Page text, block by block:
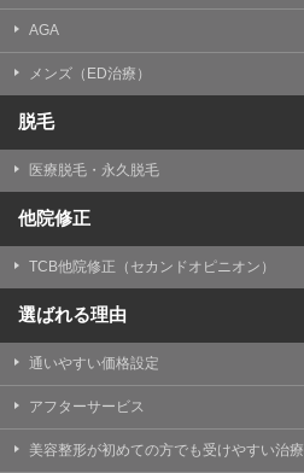
AGA
メンズ（ED治療）
脱毛
医療脱毛・永久脱毛
他院修正
TCB他院修正（セカンドオピニオン）
選ばれる理由
通いやすい価格設定
アフターサービス
美容整形が初めての方でも受けやすい治療